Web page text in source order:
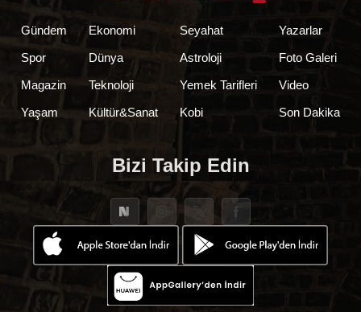
Gündem
Spor
Magazin
Yaşam
Ekonomi
Dünya
Teknoloji
Kültür&Sanat
Seyahat
Astroloji
Yemek Tarifleri
Kobi
Yazarlar
Foto Galeri
Video
Son Dakika
Bizi Takip Edin